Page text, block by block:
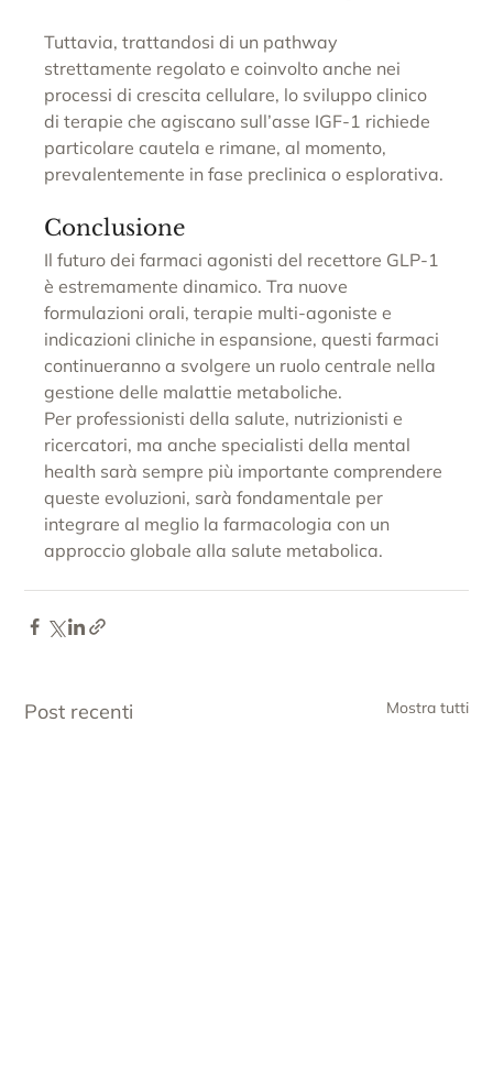
Tuttavia, trattandosi di un pathway
strettamente regolato e coinvolto anche nei
processi di crescita cellulare, lo sviluppo clinico
di terapie che agiscano sull’asse IGF-1 richiede
particolare cautela e rimane, al momento,
prevalentemente in fase preclinica o esplorativa.
Conclusione
Il futuro dei farmaci agonisti del recettore GLP-1
è estremamente dinamico. Tra nuove
formulazioni orali, terapie multi-agoniste e
indicazioni cliniche in espansione, questi farmaci
continueranno a svolgere un ruolo centrale nella
gestione delle malattie metaboliche.
Per professionisti della salute, nutrizionisti e
ricercatori, ma anche specialisti della mental
health sarà sempre più importante comprendere
queste evoluzioni, sarà fondamentale per
integrare al meglio la farmacologia con un
approccio globale alla salute metabolica.
Post recenti Mostra tutti